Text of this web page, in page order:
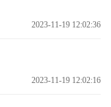
2023-11-19 12:02:36
2023-11-19 12:02:16